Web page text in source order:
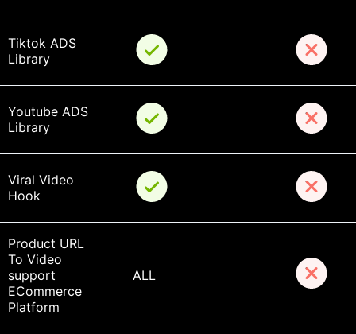
Tiktok ADS
Library
Youtube ADS
Library
Viral Video
Hook
Product URL
To Video
support
ECommerce
Platform
ALL